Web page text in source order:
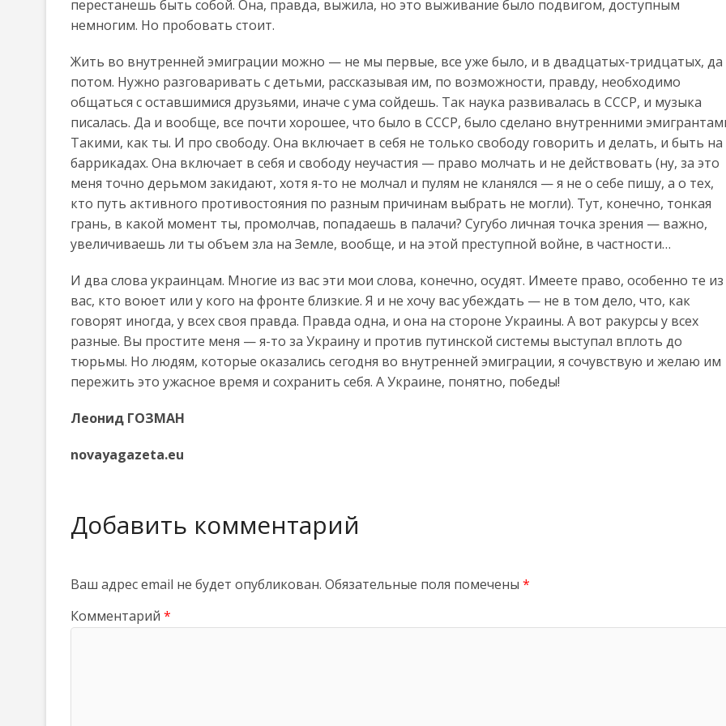
перестанешь быть собой. Она, правда, выжила, но это выживание было подвигом, доступным
немногим. Но пробовать стоит.
Жить во внутренней эмиграции можно — не мы первые, все уже было, и в двадцатых-тридцатых, да
потом. Нужно разговаривать с детьми, рассказывая им, по возможности, правду, необходимо
общаться с оставшимися друзьями, иначе с ума сойдешь. Так наука развивалась в СССР, и музыка
писалась. Да и вообще, все почти хорошее, что было в СССР, было сделано внутренними
Такими, как ты. И про свободу. Она включает в себя не только свободу говорить и делать, и быть на
баррикадах. Она включает в себя и свободу неучастия — право молчать и не действовать (ну, за это
меня точно дерьмом закидают, хотя я-то не молчал и пулям не кланялся — я не о себе пишу, а о тех,
кто путь активного противостояния по разным причинам выбрать не могли). Тут, конечно, тонкая
грань, в какой момент ты, промолчав, попадаешь в палачи? Сугубо личная точка зрения — важно,
увеличиваешь ли ты объем зла на Земле, вообще, и на этой преступной войне, в частности…
И два слова украинцам. Многие из вас эти мои слова, конечно, осудят. Имеете право, особенно те из
вас, кто воюет или у кого на фронте близкие. Я и не хочу вас убеждать — не в том дело, что, как
говорят иногда, у всех своя правда. Правда одна, и она на стороне Украины. А вот ракурсы у всех
разные. Вы простите меня — я-то за Украину и против путинской системы выступал вплоть до
тюрьмы. Но людям, которые оказались сегодня во внутренней эмиграции, я сочувствую и желаю им
пережить это ужасное время и сохранить себя. А Украине, понятно, победы!
Леонид ГОЗМАН
novayagazeta.eu
Добавить комментарий
Ваш адрес email не будет опубликован. Обязательные поля помечены *
Комментарий *